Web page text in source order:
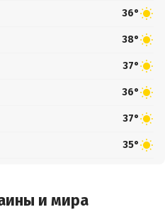
36°
38°
37°
36°
37°
35°
и мира